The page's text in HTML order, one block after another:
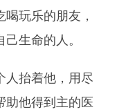
玩乐的朋友，
生命的人。
人抬着他，用尽
助他得到主的医